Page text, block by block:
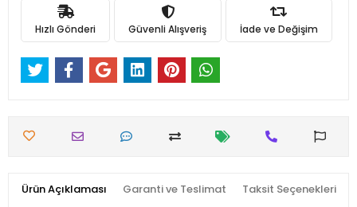
Hızlı Gönderi Güvenli Alışveriş İade ve Değişim
Ürün Açıklaması Garanti ve Teslimat Taksit Seçenekleri